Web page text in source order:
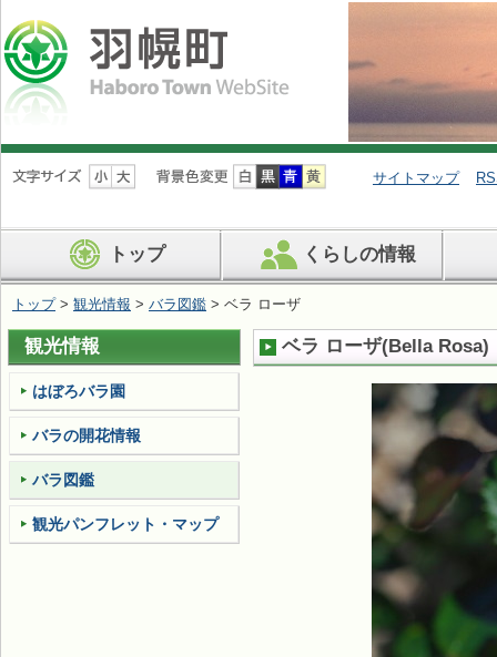
ナ
ビ
ン
を
ば
す
サイトマップ
トップ くらしの情報
トップ> 観光情報 > バラ図鑑 > ベラ ローザ
ベラ ローザ(Bella Rosa)
観光情報
はぼろバラ園
バラの開花情報
バラ図鑑
観光パンフレット・マップ